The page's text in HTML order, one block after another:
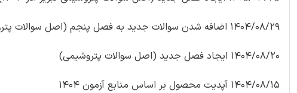
1404/08/29 اضافه شدن سوالات جدید به فصل پنجم (اصل سوالات پتروشیمی)
1404/08/20 ایجاد فصل جدید (اصل سوالات پتروشیمی)
1404/08/15 آپدیت محصول بر اساس منابع آزمون 1404